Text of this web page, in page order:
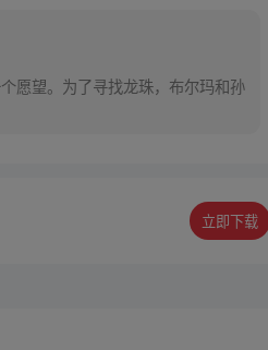
愿望。为了寻找龙珠，布尔玛和孙
立即下载